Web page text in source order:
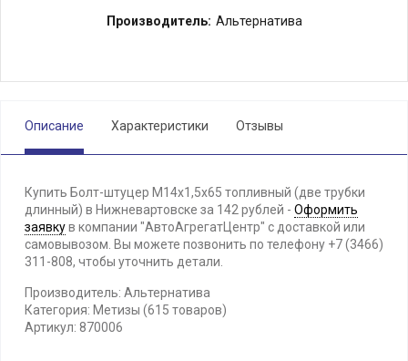
Производитель: Альтернатива
Описание Характеристики Отзывы
Купить Болт-штуцер М14х1,5х65 топливный (две трубки
длинный) в Нижневартовске за 142 рублей - Оформить
заявкув компании "АвтоАгрегатЦентр" с доставкой или
самовывозом. Вы можете позвонить по телефону +7 (3466)
311-808, чтобы уточнить детали.
Производитель: Альтернатива
Категория: Метизы (615 товаров)
Артикул: 870006